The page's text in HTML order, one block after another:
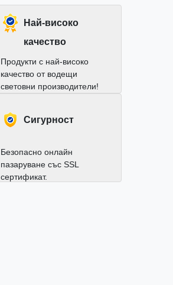
Най-високо
качество
Продукти с най-високо
качество от водещи
световни производители!
Cигурност
Безопасно онлайн
пазаруване със SSL
сертификат.